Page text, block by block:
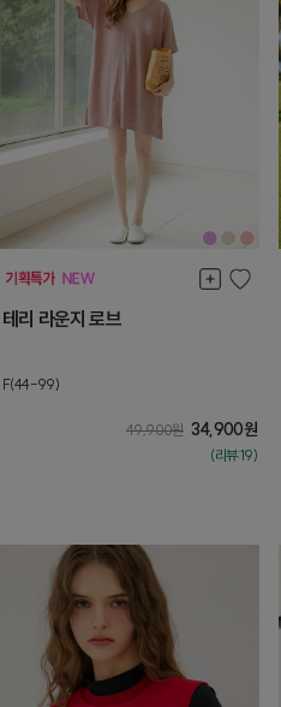
테리 라운지 로브
F(44-99)
49,900원 34,900원
(리뷰:19)